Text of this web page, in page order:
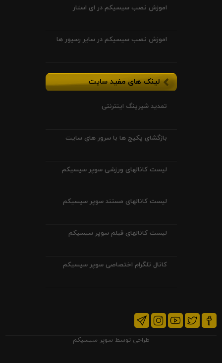
اموزش نصب سیسیکم در ای استار
اموزش نصب سیسیکم در سایر رسیور ها
لینک های مفید سایت
تمدید شیرینگ اینترنتی
بازگشای پکیج ها با سرور های سایت
لیست کانالهای ورزشی سوپر سیسیکم
لیست کانالهای مستند سوپر سیسیکم
لیست کانالهای فیلم سوپر سیسیکم
کانال تلگرام اختصاصی سوپر سیسیکم
طراحی توسط سوپر سیسیکم